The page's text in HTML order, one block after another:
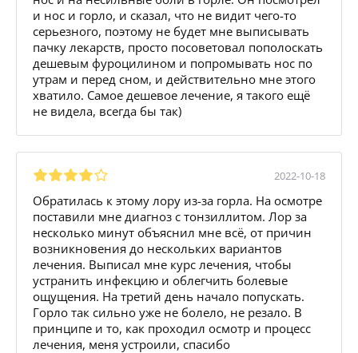
и нос и горло, и сказал, что не видит чего-то
серьезного, поэтому не будет мне выписывать
пачку лекарств, просто посоветовал пополоскать
дешевым фуроцилином и попромывать нос по
утрам и перед сном, и действительно мне этого
хватило. Самое дешевое лечение, я такого ещё
не видела, всегда бы так)
2022-10-18
Обратилась к этому лору из-за горла. На осмотре
поставили мне диагноз с тонзиллитом. Лор за
несколько минут объяснил мне всё, от причин
возникновения до нескольких вариантов
лечения. Выписал мне курс лечения, чтобы
устранить инфекцию и облегчить болевые
ощущения. На третий день начало попускать.
Горло так сильно уже не болело, не резало. В
принципе и то, как проходил осмотр и процесс
лечения, меня устроили, спасибо